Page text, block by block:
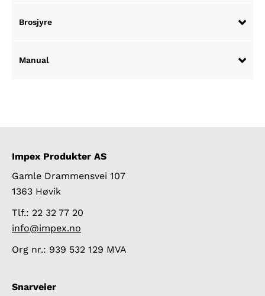
Brosjyre
Manual
Impex Produkter AS
Gamle Drammensvei 107
1363 Høvik
Tlf.: 22 32 77 20
info@impex.no
Org nr.: 939 532 129 MVA
Snarveier